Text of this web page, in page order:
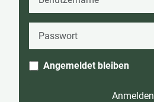
Angemeldet bleiben
Anmelden